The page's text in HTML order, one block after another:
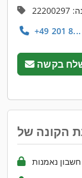
בקשה
נאמנות